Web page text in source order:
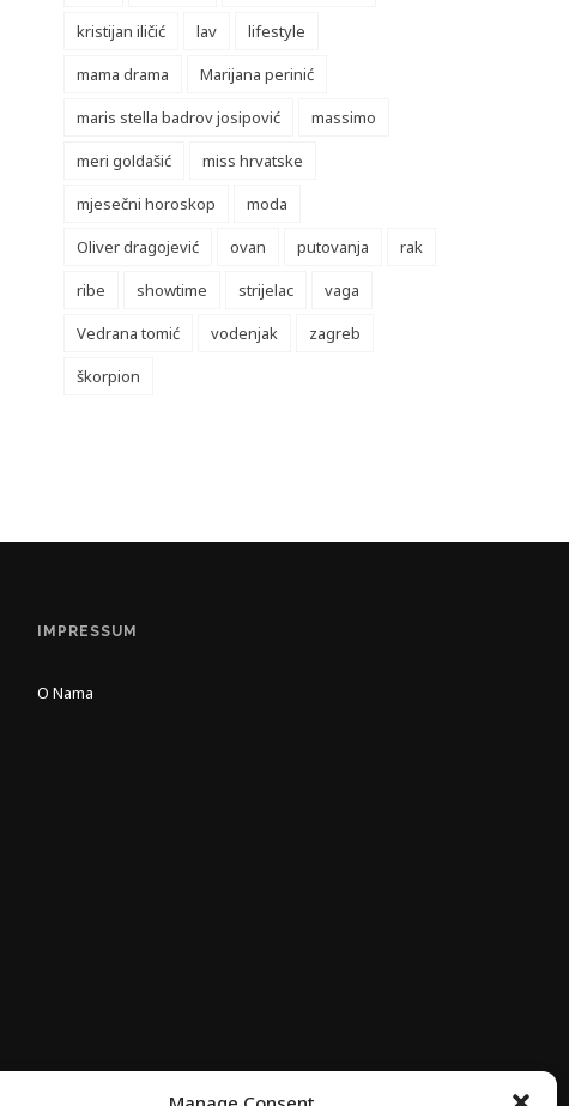
kristijan iličić
lav
lifestyle
mama drama
Marijana perinić
maris stella badrov josipović
massimo
meri goldašić
miss hrvatske
mjesečni horoskop
moda
Oliver dragojević
ovan putovanja
rak
ribe
showtime strijelac
vaga
Vedrana tomić
vodenjak
zagreb
škorpion
IMPRESSUM
O Nama